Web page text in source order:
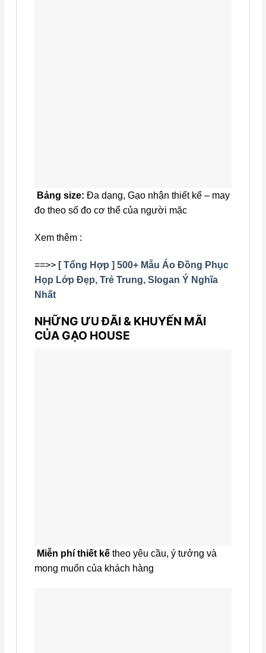
Bảng size: Đa dạng, Gạo nhận thiết kế – may
đo theo số đo cơ thể của người mặc
Xem thêm :
==>> [ Tổng Hợp ] 500+ Mẫu Áo Đồng Phục
Họp Lớp Đẹp, Trẻ Trung, Slogan Ý Nghĩa
Nhất
NHỮNG ƯU ĐÃI & KHUYẾN MÃI
CỦA GẠO HOUSE
Miễn phí thiết kế theo yêu cầu, ý tưởng và
mong muốn của khách hàng